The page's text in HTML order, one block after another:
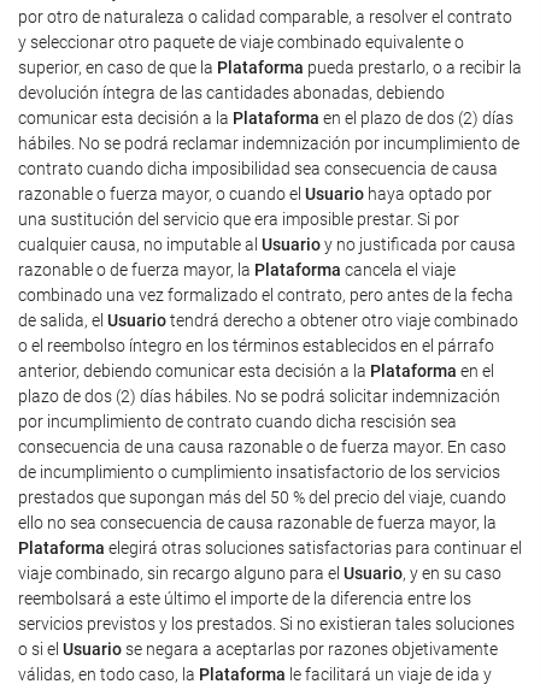
por otro de naturaleza o calidad comparable, a resolver el contrato
y seleccionar otro paquete de viaje combinado equivalente o
superior, en caso de que la Plataforma pueda prestarlo, o a recibir la
devolución íntegra de las cantidades abonadas, debiendo
comunicar esta decisión a la Plataforma en el plazo de dos (2) días
hábiles. No se podrá reclamar indemnización por incumplimiento de
contrato cuando dicha imposibilidad sea consecuencia de causa
razonable o fuerza mayor, o cuando el Usuario haya optado por
una sustitución del servicio que era imposible prestar. Si por
cualquier causa, no imputable al Usuarioy no justificada por causa
razonable o de fuerza mayor, la Plataforma cancela el viaje
combinado una vez formalizado el contrato, pero antes de la fecha
de salida, el Usuariotendrá derecho a obtener otro viaje combinado
o el reembolso íntegro en los términos establecidos en el párrafo
anterior, debiendo comunicar esta decisión a la Plataforma en el
plazo de dos (2) días hábiles. No se podrá solicitar indemnización
por incumplimiento de contrato cuando dicha rescisión sea
consecuencia de una causa razonable o de fuerza mayor. En caso
de incumplimiento o cumplimiento insatisfactorio de los servicios
prestados que supongan más del 50 % del precio del viaje, cuando
ello no sea consecuencia de causa razonable de fuerza mayor, la
Plataforma elegirá otras soluciones satisfactorias para continuar el
viaje combinado, sin recargo alguno para el Usuario, y en su caso
reembolsará a este último el importe de la diferencia entre los
servicios previstos y los prestados. Si no existieran tales soluciones
o si el Usuariose negara a aceptarlas por razones objetivamente
válidas, en todo caso, la Plataforma le facilitará un viaje de ida y